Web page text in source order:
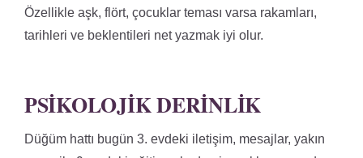
Özellikle aşk, flört, çocuklar teması varsa rakamları,
tarihleri ve beklentileri net yazmak iyi olur.
PSIKOLOJIK DERINLIK
Düğüm hattı bugün 3. evdeki iletişim, mesajlar, yakın